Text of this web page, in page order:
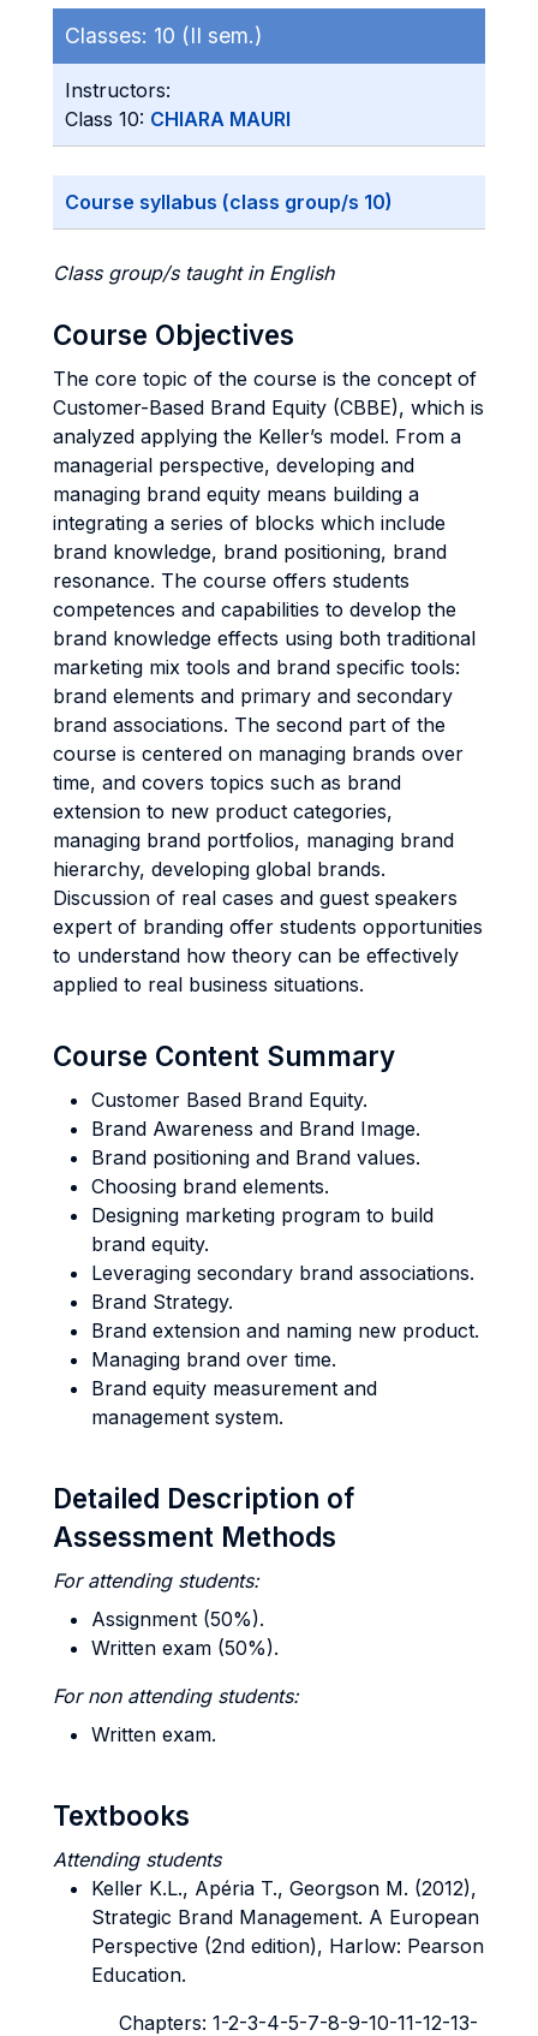
Classes: 10 (II sem.)
Instructors:
Class 10: CHIARA MAURI
Course syllabus (class group/s 10)
Class group/s taught in English
Course Objectives
The core topic of the course is the concept of
Customer-Based Brand Equity (CBBE), which is
analyzed applying the Keller’s model. From a
managerial perspective, developing and
managing brand equity means building a
integrating a series of blocks which include
brand knowledge, brand positioning, brand
resonance. The course offers students
competences and capabilities to develop the
brand knowledge effects using both traditional
marketing mix tools and brand specific tools:
brand elements and primary and secondary
brand associations. The second part of the
course is centered on managing brands over
time, and covers topics such as brand
extension to new product categories,
managing brand portfolios, managing brand
hierarchy, developing global brands.
Discussion of real cases and guest speakers
expert of branding offer students opportunities
to understand how theory can be effectively
applied to real business situations.
Course Content Summary
Customer Based Brand Equity.
Brand Awareness and Brand Image.
Brand positioning and Brand values.
Choosing brand elements.
Designing marketing program to build
brand equity.
Leveraging secondary brand associations.
Brand Strategy.
Brand extension and naming new product.
Managing brand over time.
Brand equity measurement and
management system.
Detailed Description of
Assessment Methods
For attending students:
Assignment (50%).
Written exam (50%).
For non attending students:
Written exam.
Textbooks
Attending students
Keller K.L., Apéria T., Georgson M. (2012),
Strategic Brand Management. A European
Perspective (2nd edition), Harlow: Pearson
Education.
Chapters: 1-2-3-4-5-7-8-9-10-11-12-13-